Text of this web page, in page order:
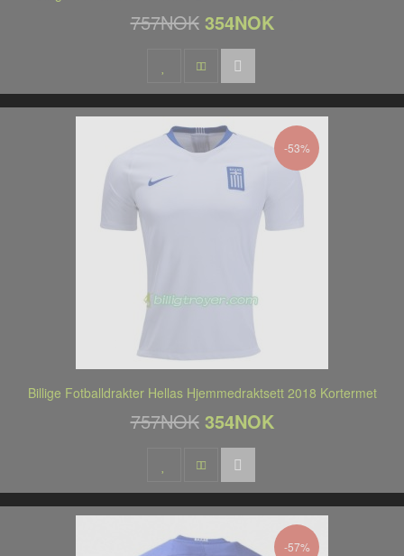
757NOK 354NOK
-53%
Billige Fotballdrakter Hellas Hjemmedraktsett 2018 Kortermet
757NOK 354NOK
-57%